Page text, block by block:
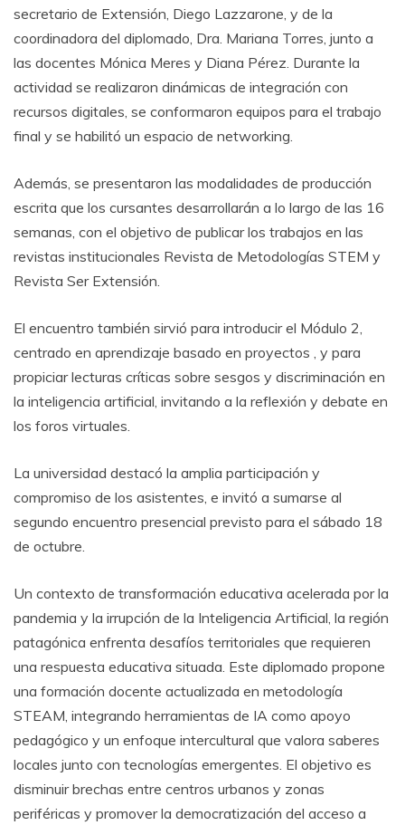
secretario de Extensión, Diego Lazzarone, y de la
coordinadora del diplomado, Dra. Mariana Torres, junto a
las docentes Mónica Meres y Diana Pérez. Durante la
actividad se realizaron dinámicas de integración con
recursos digitales, se conformaron equipos para el trabajo
final y se habilitó un espacio de networking.
Además, se presentaron las modalidades de producción
escrita que los cursantes desarrollarán a lo largo de las 16
semanas, con el objetivo de publicar los trabajos en las
revistas institucionales Revista de Metodologías STEM y
Revista Ser Extensión.
El encuentro también sirvió para introducir el Módulo 2,
centrado en aprendizaje basado en proyectos , y para
propiciar lecturas críticas sobre sesgos y discriminación en
la inteligencia artificial, invitando a la reflexión y debate en
los foros virtuales.
La universidad destacó la amplia participación y
compromiso de los asistentes, e invitó a sumarse al
segundo encuentro presencial previsto para el sábado 18
de octubre.
Un contexto de transformación educativa acelerada por la
pandemia y la irrupción de la Inteligencia Artificial, la región
patagónica enfrenta desafíos territoriales que requieren
una respuesta educativa situada. Este diplomado propone
una formación docente actualizada en metodología
STEAM, integrando herramientas de IA como apoyo
pedagógico y un enfoque intercultural que valora saberes
locales junto con tecnologías emergentes. El objetivo es
disminuir brechas entre centros urbanos y zonas
periféricas y promover la democratización del acceso a